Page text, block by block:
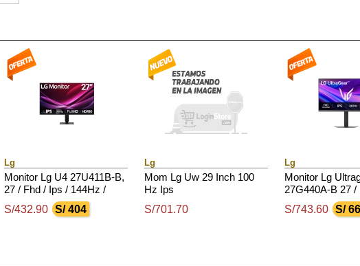
Lg
Monitor Lg U4 27U411B-B,
27 / Fhd / Ips / 144Hz /
Salida_Auriculares
S/432.90 S/ 404
Lg
Mom Lg Uw 29 Inch 100
Hz Ips
S/701.70
Lg
Monitor Lg
27G440A-B 27 /
240Hz / Hdmix2
Salida Para
S/743.60 S/